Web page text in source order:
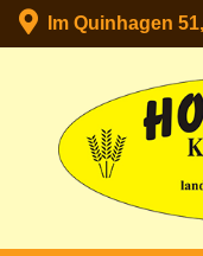
Im Quinhagen